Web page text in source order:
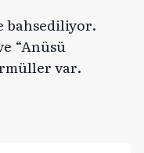
bahsediliyor.
“Anüsü
var.